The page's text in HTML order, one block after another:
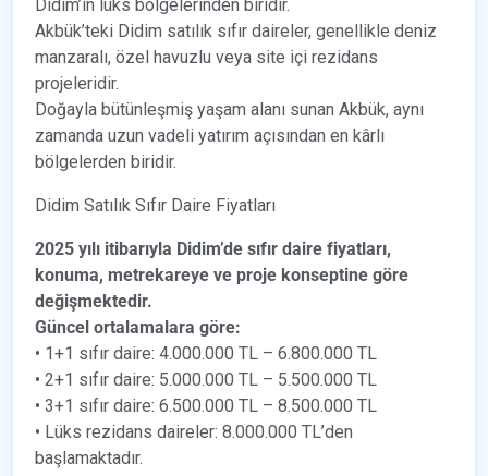
Didim’in lüks bölgelerinden biridir.
Akbük’teki Didim satılık sıfır daireler, genellikle deniz
manzaralı, özel havuzlu veya site içi rezidans
projeleridir.
Doğayla bütünleşmiş yaşam alanı sunan Akbük, aynı
zamanda uzun vadeli yatırım açısından en kârlı
bölgelerden biridir.
Didim Satılık Sıfır Daire Fiyatları
2025 yılı itibarıyla Didim’de sıfır daire fiyatları,
konuma, metrekareye ve proje konseptine göre
değişmektedir.
Güncel ortalamalara göre:
• 1+1 sıfır daire: 4.000.000 TL – 6.800.000 TL
• 2+1 sıfır daire: 5.000.000 TL – 5.500.000 TL
• 3+1 sıfır daire: 6.500.000 TL – 8.500.000 TL
• Lüks rezidans daireler: 8.000.000 TL’den
başlamaktadır.